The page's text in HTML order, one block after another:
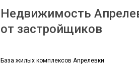
Недвижимость
от застройщиков
База жилых комплексов Апрелевки